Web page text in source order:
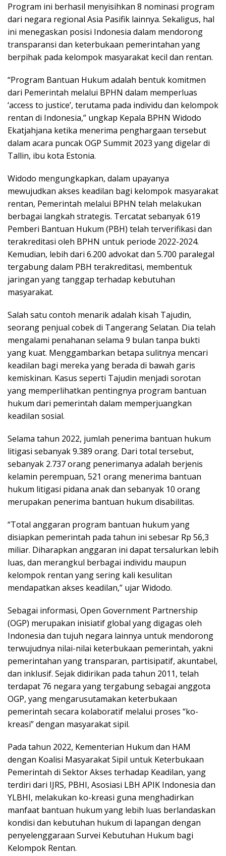
Program ini berhasil menyisihkan 8 nominasi program
dari negara regional Asia Pasifik lainnya. Sekaligus, hal
ini menegaskan posisi Indonesia dalam mendorong
transparansi dan keterbukaan pemerintahan yang
berpihak pada kelompok masyarakat kecil dan rentan.
“Program Bantuan Hukum adalah bentuk komitmen
dari Pemerintah melalui BPHN dalam memperluas
‘access to justice’, terutama pada individu dan kelompok
rentan di Indonesia,” ungkap Kepala BPHN Widodo
Ekatjahjana ketika menerima penghargaan tersebut
dalam acara puncak OGP Summit 2023 yang digelar di
Tallin, ibu kota Estonia.
Widodo mengungkapkan, dalam upayanya
mewujudkan akses keadilan bagi kelompok masyarakat
rentan, Pemerintah melalui BPHN telah melakukan
berbagai langkah strategis. Tercatat sebanyak 619
Pemberi Bantuan Hukum (PBH) telah terverifikasi dan
terakreditasi oleh BPHN untuk periode 2022-2024.
Kemudian, lebih dari 6.200 advokat dan 5.700 paralegal
tergabung dalam PBH terakreditasi, membentuk
jaringan yang tanggap terhadap kebutuhan
masyarakat.
Salah satu contoh menarik adalah kisah Tajudin,
seorang penjual cobek di Tangerang Selatan. Dia telah
mengalami penahanan selama 9 bulan tanpa bukti
yang kuat. Menggambarkan betapa sulitnya mencari
keadilan bagi mereka yang berada di bawah garis
kemiskinan. Kasus seperti Tajudin menjadi sorotan
yang memperlihatkan pentingnya program bantuan
hukum dari pemerintah dalam memperjuangkan
keadilan sosial.
Selama tahun 2022, jumlah penerima bantuan hukum
litigasi sebanyak 9.389 orang. Dari total tersebut,
sebanyak 2.737 orang penerimanya adalah berjenis
kelamin perempuan, 521 orang menerima bantuan
hukum litigasi pidana anak dan sebanyak 10 orang
merupakan penerima bantuan hukum disabilitas.
“Total anggaran program bantuan hukum yang
disiapkan pemerintah pada tahun ini sebesar Rp 56,3
miliar. Diharapkan anggaran ini dapat tersalurkan lebih
luas, dan merangkul berbagai individu maupun
kelompok rentan yang sering kali kesulitan
mendapatkan akses keadilan,” ujar Widodo.
Sebagai informasi, Open Government Partnership
(OGP) merupakan inisiatif global yang digagas oleh
Indonesia dan tujuh negara lainnya untuk mendorong
terwujudnya nilai-nilai keterbukaan pemerintah, yakni
pemerintahan yang transparan, partisipatif, akuntabel,
dan inklusif. Sejak didirikan pada tahun 2011, telah
terdapat 76 negara yang tergabung sebagai anggota
OGP, yang mengarusutamakan keterbukaan
pemerintah secara kolaboratif melalui proses “ko-
kreasi” dengan masyarakat sipil.
Pada tahun 2022, Kementerian Hukum dan HAM
dengan Koalisi Masyarakat Sipil untuk Keterbukaan
Pemerintah di Sektor Akses terhadap Keadilan, yang
terdiri dari IJRS, PBHI, Asosiasi LBH APIK Indonesia dan
YLBHI, melakukan ko-kreasi guna menghadirkan
manfaat bantuan hukum yang lebih luas berlandaskan
kondisi dan kebutuhan hukum di lapangan dengan
penyelenggaraan Survei Kebutuhan Hukum bagi
Kelompok Rentan.